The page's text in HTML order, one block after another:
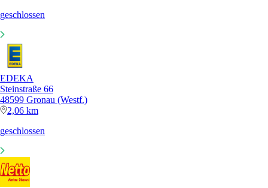
geschlossen
EDEKA
Steinstraße 66
48599 Gronau (Westf.)
2,06 km
geschlossen